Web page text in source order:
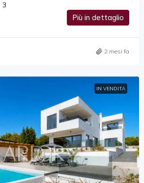
3
Più in dettaglio
2 mesi fa
IN VENDITA